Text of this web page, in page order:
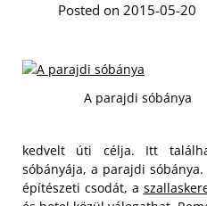
Posted on 2015-05-20
A parajdi sóbánya
kedvelt úti célja. Itt
sóbányája, a parajdi
építészeti csodát, a